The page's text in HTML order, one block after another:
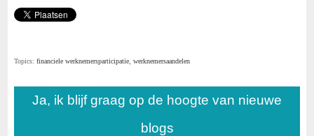
Topics:financiele werknemersparticipatie ,werknemersaandelen
Ja, ik blijf graag op de hoogte van nieuwe
blogs